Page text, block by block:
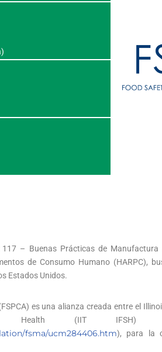
– Buenas Prácticas de
de Consumo Humano (HARPC),
Estados Unidos.
es una alianza creada entre el
Health (IIT
fsma/ucm284406.htm), para la